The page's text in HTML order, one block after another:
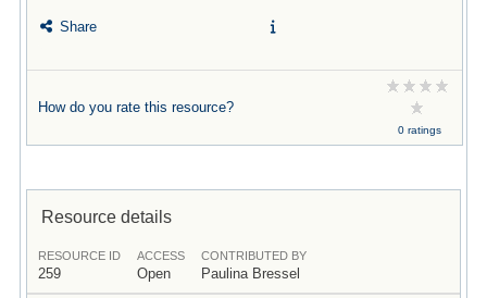
Share
How do you rate this resource?
0 ratings
Resource details
RESOURCE ID
259
ACCESS
Open
CONTRIBUTED BY
Paulina Bressel